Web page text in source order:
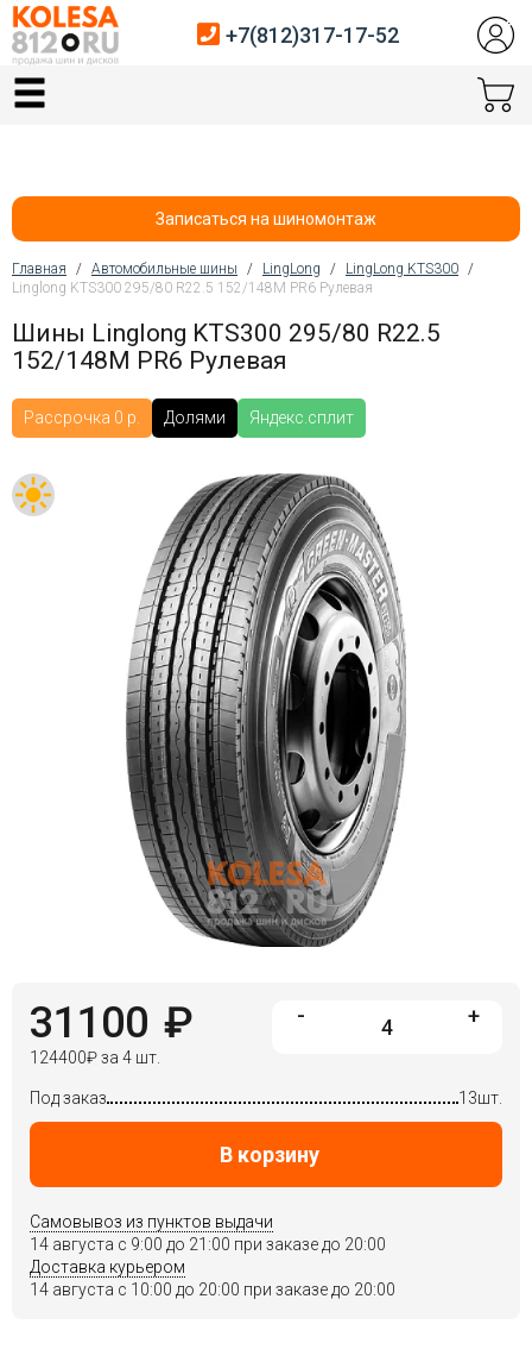
Главная
Автосервис
Услуги шиномонтажа
Хранение шин
Контакты
+7(812)317-
21:00
+7(812)317-17-52
Записаться на шиномонтаж
Вы здесь
Главная / Автомобильные шины / LingLong / LingLong KTS300 /
Linglong KTS300 295/80 R22.5 152/148M PR6 Рулевая
Шины Linglong KTS300 295/80 R22.5
152/148M PR6 Рулевая
Рассрочка 0 р. Долями Яндекс.сплит
31100 ₽
124400₽за 4 шт.
- +
Под заказ 13шт.
В корзину
Самовывоз из пунктов выдачи
14 августа c 9:00 до 21:00 при заказе до 20:00
Доставка курьером
14 августа c 10:00 до 20:00 при заказе до 20:00